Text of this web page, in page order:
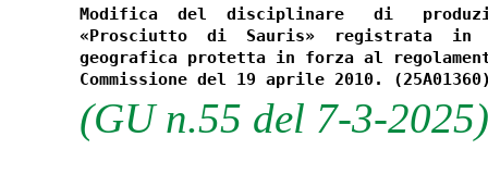
Modifica  del  disciplinare   di
«Prosciutto  di  Sauris»  registrata
geografica protetta in forza al
(GU n.55 del 7-3-2025)